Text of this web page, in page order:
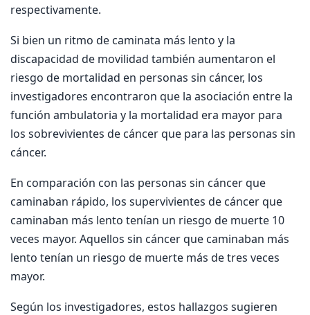
respectivamente.
Si bien un ritmo de caminata más lento y la
discapacidad de movilidad también aumentaron el
riesgo de mortalidad en personas sin cáncer, los
investigadores encontraron que la asociación entre la
función ambulatoria y la mortalidad era mayor para
los sobrevivientes de cáncer que para las personas sin
cáncer.
En comparación con las personas sin cáncer que
caminaban rápido, los supervivientes de cáncer que
caminaban más lento tenían un riesgo de muerte 10
veces mayor. Aquellos sin cáncer que caminaban más
lento tenían un riesgo de muerte más de tres veces
mayor.
Según los investigadores, estos hallazgos sugieren